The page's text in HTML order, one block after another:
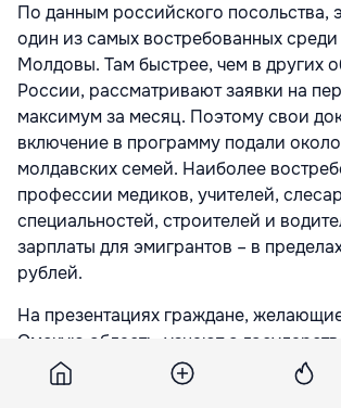
По данным российского посольства,
один из самых востребованных
Молдовы. Там быстрее, чем в других
России, рассматривают заявки на
максимум за месяц. Поэтому свои
включение в программу подали
молдавских семей. Наиболее
профессии медиков, учителей,
специальностей, строителей и
зарплаты для эмигрантов – в
рублей.
На презентациях граждане,
Омскую область, узнают о
гарантиях и мерах социальной